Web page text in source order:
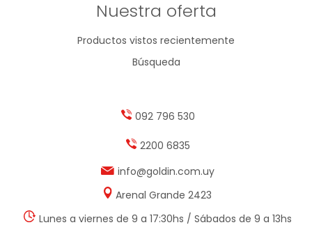
Nuestra oferta
Productos vistos recientemente
Búsqueda
092 796 530
2200 6835
info@goldin.com.uy
Arenal Grande 2423
Lunes a viernes de 9 a 17:30hs / Sábados de 9 a 13hs